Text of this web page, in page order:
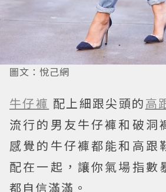
圖文：悅己網
牛仔褲 配上細跟尖頭的高
流行的男友牛仔褲和破洞
感覺的牛仔褲都能和高跟
配在一起，讓你氣場指數
都自信滿滿。